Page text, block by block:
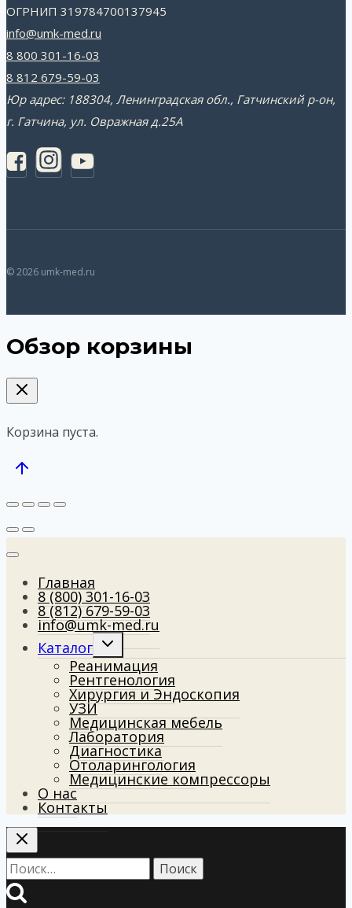
ОГРНИП 319784700137945
info@umk-med.ru
8 800 301-16-03
8 812 679-59-03
Юр адрес: 188304, Ленинградская обл., Гатчинский р-он,
г. Гатчина, ул. Овражная д.25А
© 2026 umk-med.ru
Обзор корзины
Корзина пуста.
Главная
8 (800) 301-16-03
8 (812) 679-59-03
info@umk-med.ru
Каталог
Развернуть
дочернее
меню
Реанимация
Рентгенология
Хирургия и Эндоскопия
УЗИ
Медицинская мебель
Лаборатория
Диагностика
Отоларингология
Медицинские компрессоры
О нас
Контакты
Найти: